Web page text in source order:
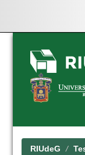
Skip
navigation
RIUdeG